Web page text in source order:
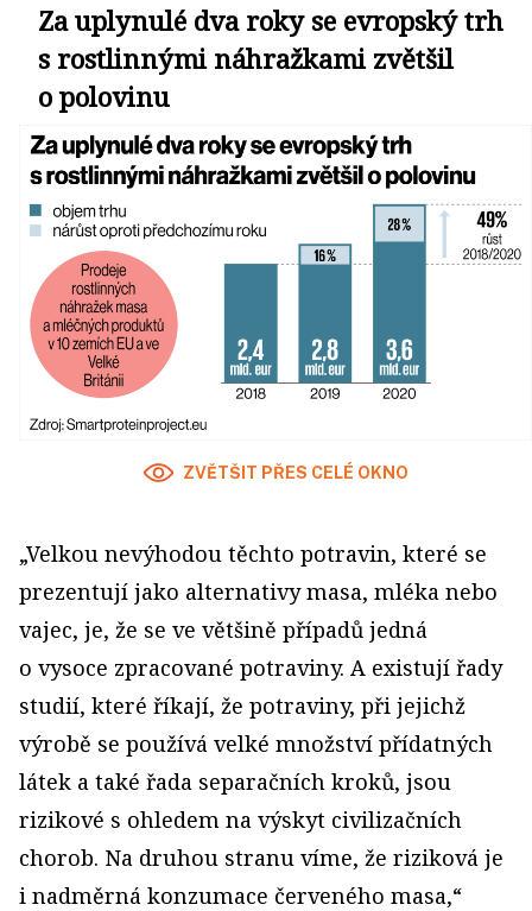
Za uplynulé dva roky se evropský trh
s rostlinnými náhražkami zvětšil
o polovinu
ZVĚTŠIT PŘES CELÉ OKNO
„Velkou nevýhodou těchto potravin, které se
prezentují jako alternativy masa, mléka nebo
vajec, je, že se ve většině případů jedná
o vysoce zpracované potraviny. A existují řady
studií, které říkají, že potraviny, při jejichž
výrobě se používá velké množství přídatných
látek a také řada separačních kroků, jsou
rizikové s ohledem na výskyt civilizačních
chorob. Na druhou stranu víme, že riziková je
i nadměrná konzumace červeného masa,“